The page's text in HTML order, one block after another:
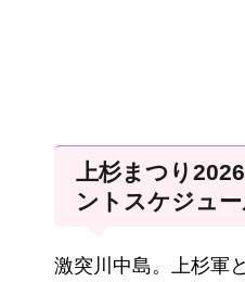
上杉まつり
ントスケジュー
激突川中島。上杉軍